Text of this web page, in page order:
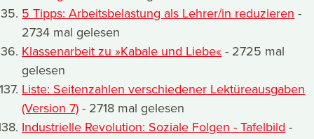
5 Tipps: Arbeitsbelastung als Lehrer/in reduzieren -
2734 mal gelesen
Klassenarbeit zu »Kabale und Liebe« - 2725 mal
gelesen
Liste: Seitenzahlen verschiedener Lektüreausgaben
(Version 7) - 2718 mal gelesen
Industrielle Revolution: Soziale Folgen - Tafelbild -